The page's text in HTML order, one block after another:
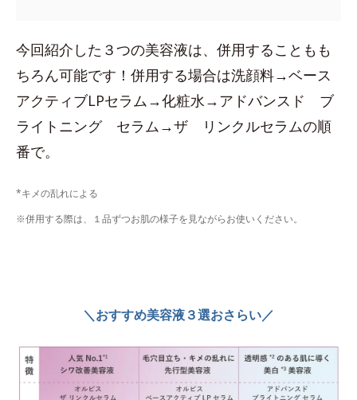
今回紹介した３つの美容液は、併用することもも
ちろん可能です！併用する場合は洗顔料→ベース
アクティブLPセラム→化粧水→アドバンスド ブ
ライトニング セラム→ザ リンクルセラムの順
番で。
*キメの乱れによる
※併用する際は、１品ずつお肌の様子を見ながらお使いください。
＼おすすめ美容液３選おさらい／